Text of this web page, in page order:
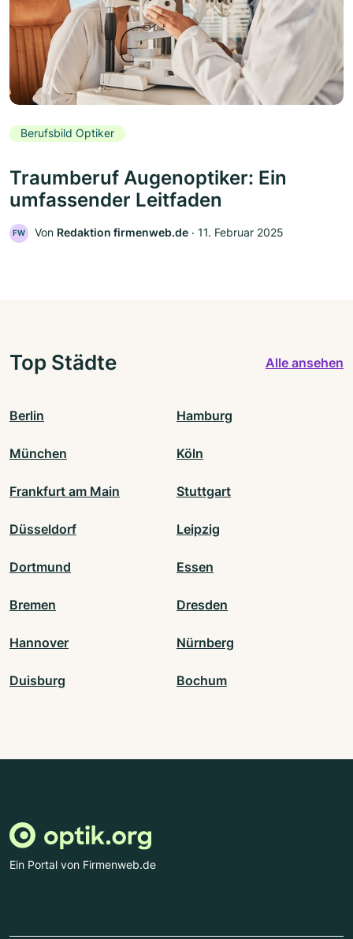
Berufsbild Optiker
Traumberuf Augenoptiker: Ein
umfassender Leitfaden
FW Von Redaktion firmenweb.de ‧ 11. Februar 2025
Top Städte Alle ansehen
Berlin Hamburg
München Köln
Frankfurt am Main Stuttgart
Düsseldorf Leipzig
Dortmund Essen
Bremen Dresden
Hannover Nürnberg
Duisburg Bochum
Ein Portal von Firmenweb.de